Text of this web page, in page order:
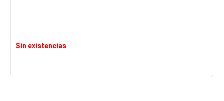
Sin existencias